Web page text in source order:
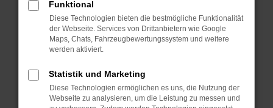
verhindern. Funktioniert die Seite in einem
anderen Browser oder in einem privaten
Fenster?
Starte dein Gerät neu.
Probleme zu beheben.
Stelle sicher, dass dein Browser und dein
Funktional
Diese Technologien bieten die bestmögliche Funktionalität
der Webseite. Services von Drittanbietern wie Google
Maps, Chats, Fahrzeugbewertungssystem und weitere
werden aktiviert.
Statistik und Marketing
Diese Technologien ermöglichen es uns, die Nutzung der
Webseite zu analysieren, um die Leistung zu messen und